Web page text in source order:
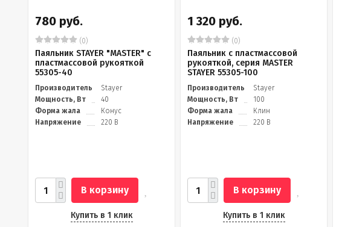
780 руб.
(0)
Паяльник STAYER "MASTER" с
пластмассовой рукояткой
55305-40
Производитель
Stayer
Мощность, Вт
40
Форма жала
Конус
Напряжение
220 В
В корзину
Купить в 1 клик
1 320 руб.
(0)
Паяльник с пластмассовой
рукояткой, серия MASTER
STAYER 55305-100
Производитель
Stayer
Мощность, Вт
100
Форма жала
Клин
Напряжение
220 В
В корзину
Купить в 1 клик